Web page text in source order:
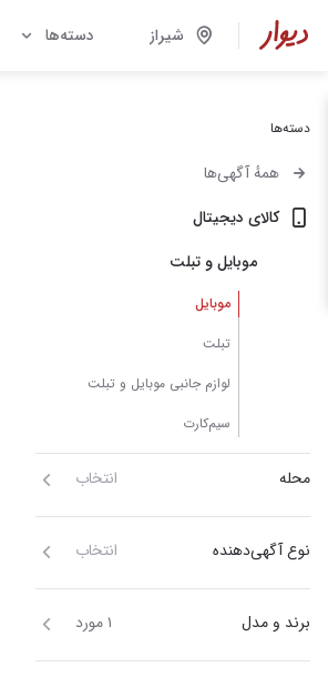
شیراز دسته‌ها
دسته‌ها
همهٔ آگهی‌ها
کالای دیجیتال
موبایل و تبلت
موبایل
تبلت
لوازم جانبی موبایل و تبلت
سیم‌کارت
محله انتخاب
نوع آگهی‌دهنده انتخاب
برند و مدل ۱ مورد